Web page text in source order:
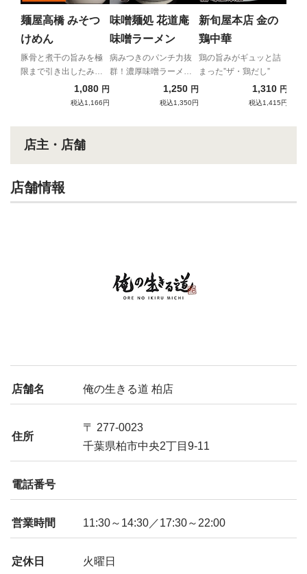
麺屋高橋 みそつ
けめん
豚骨と煮干の旨みを極
限まで引き出したみそ
1,080 円
税込1,166円
味噌麺処 花道庵
味噌ラーメン
病みつきのパンチ力抜
群！濃厚味噌ラーメ
1,250 円
税込1,350円
新旬屋本店 金の
鶏中華
鶏の旨みがギュッと詰
まった”ザ・鶏だし”
1,310 円
税込1,415円
店主・店舗
店舗情報
店舗名 俺の生きる道 柏店
住所
〒 277-0023
千葉県柏市中央2丁目9-11
電話番号
営業時間 11:30～14:30／17:30～22:00
定休日 火曜日